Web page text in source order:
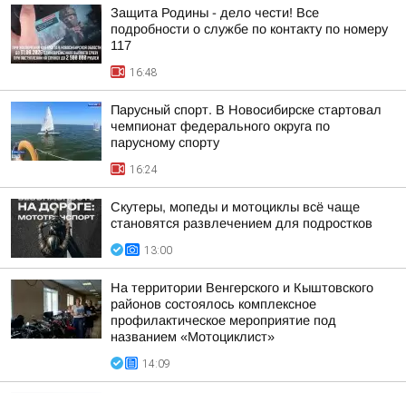
Защита Родины - дело чести! Все
подробности о службе по контакту по номеру
117
16:48
Парусный спорт. В Новосибирске стартовал
чемпионат федерального округа по
парусному спорту
16:24
Скутеры, мопеды и мотоциклы всё чаще
становятся развлечением для подростков
13:00
На территории Венгерского и Кыштовского
районов состоялось комплексное
профилактическое мероприятие под
названием «Мотоциклист»
14:09